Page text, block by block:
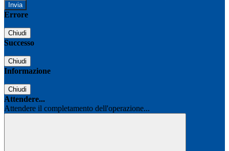
Errore
Chiudi
Successo
Chiudi
Informazione
Chiudi
Attendere...
Attendere il completamento dell'operazione...